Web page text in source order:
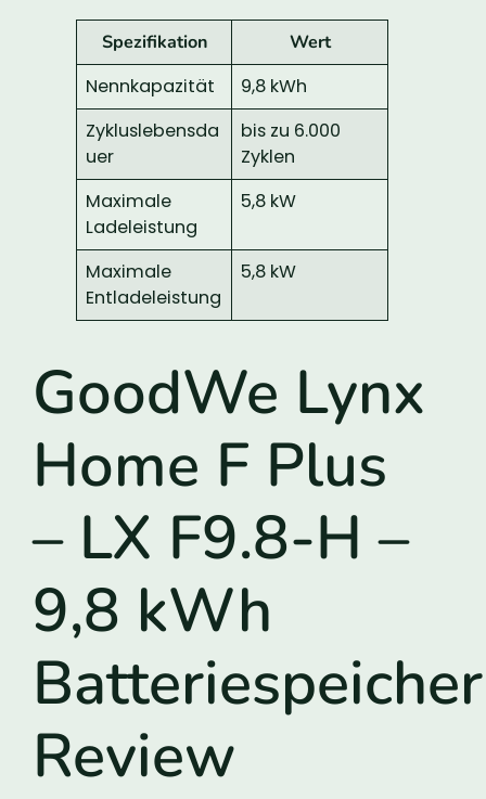
Spezifikation Wert
Nennkapazität
9,8 kWh
Zykluslebensda
uer
bis zu 6.000
Zyklen
Maximale
Ladeleistung
5,8 kW
Maximale
Entladeleistung
5,8 kW
GoodWe Lynx
Home F Plus
– LX F9.8-H –
9,8 kWh
Batteriespeicher
Review